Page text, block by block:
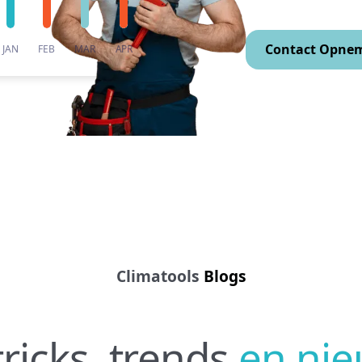
JAN FEB MAR APR Contact
Climatools Blogs